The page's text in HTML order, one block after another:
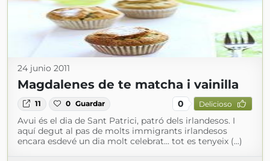
24 junio 2011
Magdalenes de te matcha i vainilla
11 0 Guardar 0 Delicioso
Avui és el dia de Sant Patrici, patró dels irlandesos. I
aquí degut al pas de molts immigrants irlandesos
encara esdevé un dia molt celebrat... tot es tenyeix (...)